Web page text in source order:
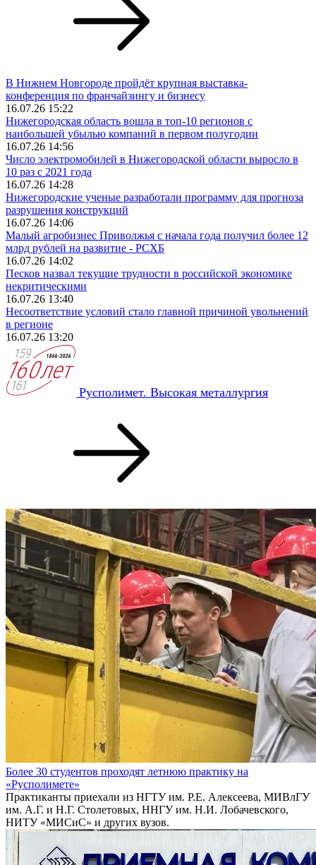
В Нижнем Новгороде пройдёт крупная выставка-
конференция по франчайзингу и бизнесу
16.07.26 15:22
Нижегородская область вошла в топ‑10 регионов с
наибольшей убылью компаний в первом полугодии
16.07.26 14:56
Число электромобилей в Нижегородской области выросло в
10 раз с 2021 года
16.07.26 14:28
Нижегородские ученые разработали программу для прогноза
разрушения конструкций
16.07.26 14:06
Малый агробизнес Приволжья с начала года получил более 12
млрд рублей на развитие - РСХБ
16.07.26 14:02
Песков назвал текущие трудности в российской экономике
некритическими
16.07.26 13:40
Несоответствие условий стало главной причиной увольнений
в регионе
16.07.26 13:20
Русполимет. Высокая металлургия
Более 30 студентов проходят летнюю практику на
«Русполимете»
Практиканты приехали из НГТУ им. Р.Е. Алексеева, МИВлГУ
им. А.Г. и Н.Г. Столетовых, ННГУ им. Н.И. Лобачевского,
НИТУ «МИСиС» и других вузов.